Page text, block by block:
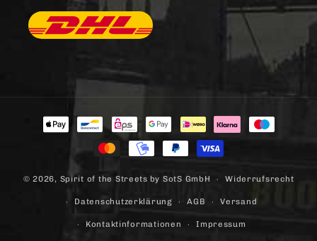
Zahlungsmethoden
© 2026, Spirit of the Streets by SotS GmbH Widerrufsrecht
Datenschutzerklärung AGB Versand
Kontaktinformationen Impressum